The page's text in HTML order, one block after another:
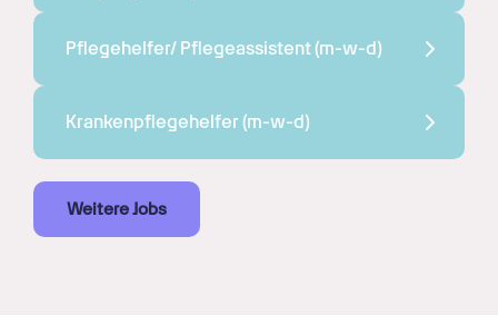
Pflegehelfer/ Pflegeassistent (m-w-d)
Krankenpflegehelfer (m-w-d)
Weitere Jobs